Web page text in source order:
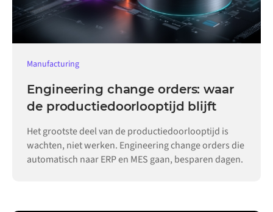
Manufacturing
Engineering change orders: waar
de productiedoorlooptijd blijft
Het grootste deel van de productiedoorlooptijd is
wachten, niet werken. Engineering change orders die
automatisch naar ERP en MES gaan, besparen dagen.